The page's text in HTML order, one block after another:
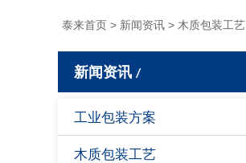
泰来首页 > 新闻资讯 > 木质包装工艺
新闻资讯 /
工业包装方案
木质包装工艺